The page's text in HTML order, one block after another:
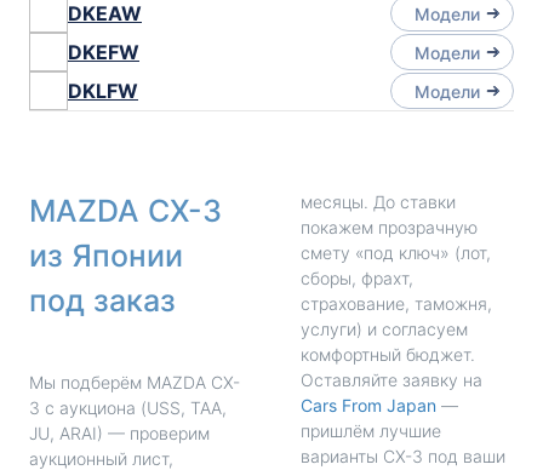
DKEAW Модели
DKEFW Модели
DKLFW Модели
MAZDA CX-3
из Японии
под заказ
Мы подберём MAZDA CX-
3 с аукциона (USS, TAA,
JU, ARAI) — проверим
аукционный лист,
месяцы. До ставки
покажем прозрачную
смету «под ключ» (лот,
сборы, фрахт,
страхование, таможня,
услуги) и согласуем
комфортный бюджет.
Оставляйте заявку на
Cars From Japan —
пришлём лучшие
варианты CX-3 под ваши